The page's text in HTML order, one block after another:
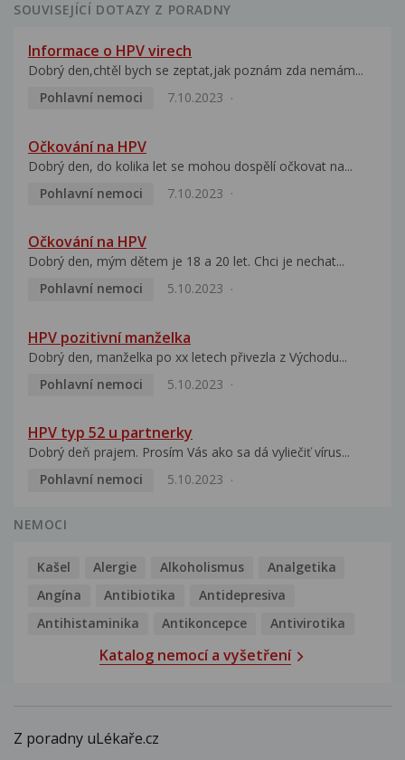
SOUVISEJÍCÍ DOTAZY Z PORADNY
Informace o HPV virech
Dobrý den,chtěl bych se zeptat,jak poznám zda nemám...
Pohlavní nemoci
7.10.2023
Očkování na HPV
Dobrý den, do kolika let se mohou dospělí očkovat na...
Pohlavní nemoci
7.10.2023
Očkování na HPV
Dobrý den, mým dětem je 18 a 20 let. Chci je nechat...
Pohlavní nemoci
5.10.2023
HPV pozitivní manželka
Dobrý den, manželka po xx letech přivezla z Východu...
Pohlavní nemoci
5.10.2023
HPV typ 52 u partnerky
Dobrý deň prajem. Prosím Vás ako sa dá vyliečiť vírus...
Pohlavní nemoci
5.10.2023
NEMOCI
Kašel Alergie Alkoholismus
Analgetika
Angína
Antibiotika
Antidepresiva
Antihistaminika
Antikoncepce Antivirotika
Katalog nemocí a vyšetření
Z poradny uLékaře.cz